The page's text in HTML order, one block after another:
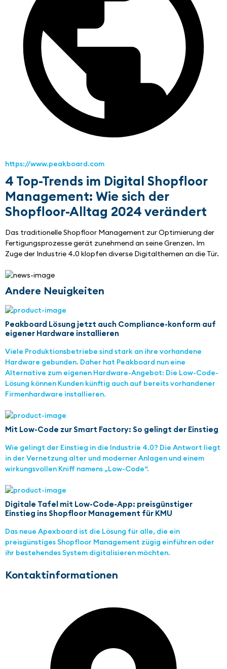
https://www.peakboard.com
4 Top-Trends im Digital Shopfloor
Management: Wie sich der
Shopfloor-Alltag 2024 verändert
Das traditionelle Shopfloor Management zur Optimierung der
Fertigungsprozesse gerät zunehmend an seine Grenzen. Im
Zuge der Industrie 4.0 klopfen diverse Digitalthemen an die Tür.
Andere Neuigkeiten
Peakboard Lösung jetzt auch Compliance-konform auf
eigener Hardware installieren
Viele Produktionsbetriebe sind stark an ihre vorhandene
Hardware gebunden. Daher hat Peakboard nun eine
Alternative zum eigenen Hardware-Angebot: Die Low-Code-
Lösung können Kunden künftig auch auf bereits vorhandener
Firmenhardware installieren.
Mit Low-Code zur Smart Factory: So gelingt der Einstieg
Wie gelingt der Einstieg in die Industrie 4.0? Die Antwort liegt
in der Vernetzung alter und moderner Anlagen und einem
wirkungsvollen Kniff namens „Low-Code“.
Digitale Tafel mit Low-Code-App: preisgünstiger
Einstieg ins Shopfloor Management für KMU
Das neue Apexboard ist die Lösung für alle, die ein
preisgünstiges Shopfloor Management zügig einführen oder
ihr bestehendes System digitalisieren möchten.
Kontaktinformationen